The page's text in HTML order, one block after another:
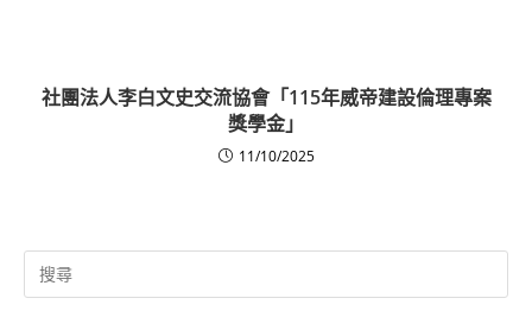
社團法人李白文史交流協會「115年威帝建設倫理專案
獎學金」
11/10/2025
Search
for: